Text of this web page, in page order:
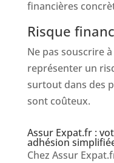
financières
Risque
Ne pas souscrire
représenter un
surtout dans des
sont coûteux.
Assur Expat.fr :
adhésion
Chez Assur